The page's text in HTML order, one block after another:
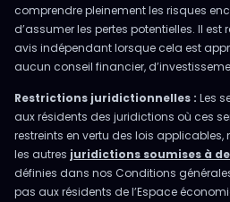
comprendre pleinement les risques
d’assumer les pertes potentielles. Il
avis indépendant lorsque cela est
aucun conseil financier,
Restrictions juridictionnelles : Les
aux résidents des juridictions où ces
restreints en vertu des lois
les autres juridictions soumises à
définies dans nos Conditions
pas aux résidents de l’Espace